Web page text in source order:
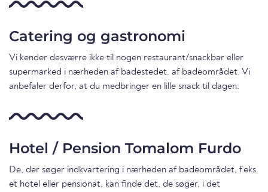
Catering og gastronomi
Vi kender desværre ikke til nogen restaurant/snackbar eller
supermarked i nærheden af badestedet. af badeområdet. Vi
anbefaler derfor, at du medbringer en lille snack til dagen.
Hotel / Pension Tomalom Furdo
De, der søger indkvartering i nærheden af badeområdet, f.eks.
et hotel eller pensionat, kan finde det, de søger, i det